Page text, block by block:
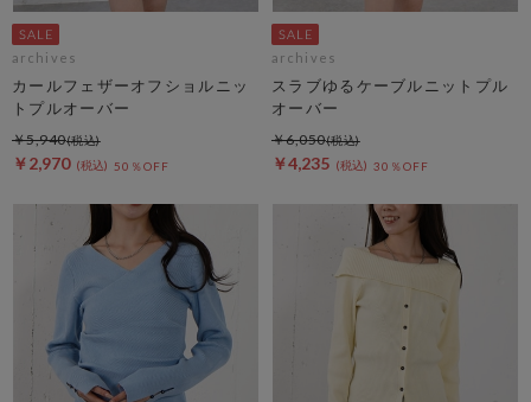
archives
カールフェザーオフショルニッ
トプルオーバー
￥2,970 50％OFF
￥5,940
archives
スラブゆるケーブルニットプル
オーバー
￥4,235 30％OFF
￥6,050